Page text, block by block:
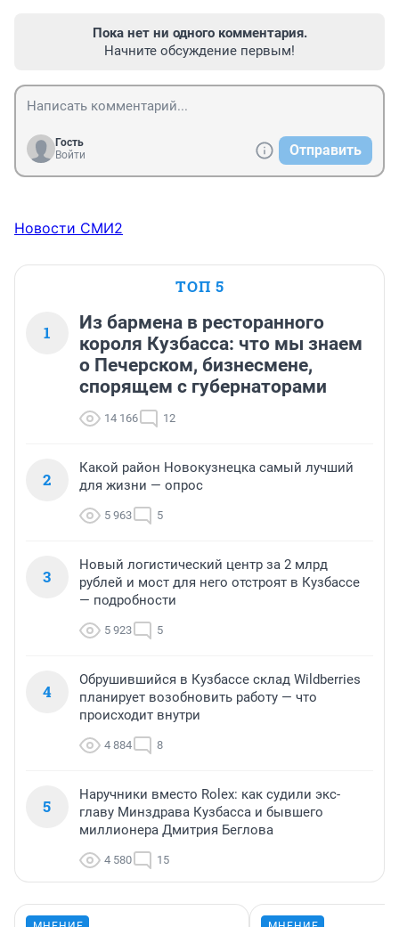
Пока нет ни одного комментария.
Начните обсуждение первым!
Гость
Войти
Отправить
Новости СМИ2
ТОП 5
1
Из бармена в ресторанного
короля Кузбасса: что мы знаем
о Печерском, бизнесмене,
спорящем с губернаторами
14 166 12
2
Какой район Новокузнецка самый лучший
для жизни — опрос
5 963 5
3
Новый логистический центр за 2 млрд
рублей и мост для него отстроят в Кузбассе
— подробности
5 923 5
4
Обрушившийся в Кузбассе склад Wildberries
планирует возобновить работу — что
происходит внутри
4 884 8
5
Наручники вместо Rolex: как судили экс-
главу Минздрава Кузбасса и бывшего
миллионера Дмитрия Беглова
4 580 15